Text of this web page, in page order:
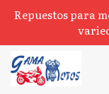
Repuestos para